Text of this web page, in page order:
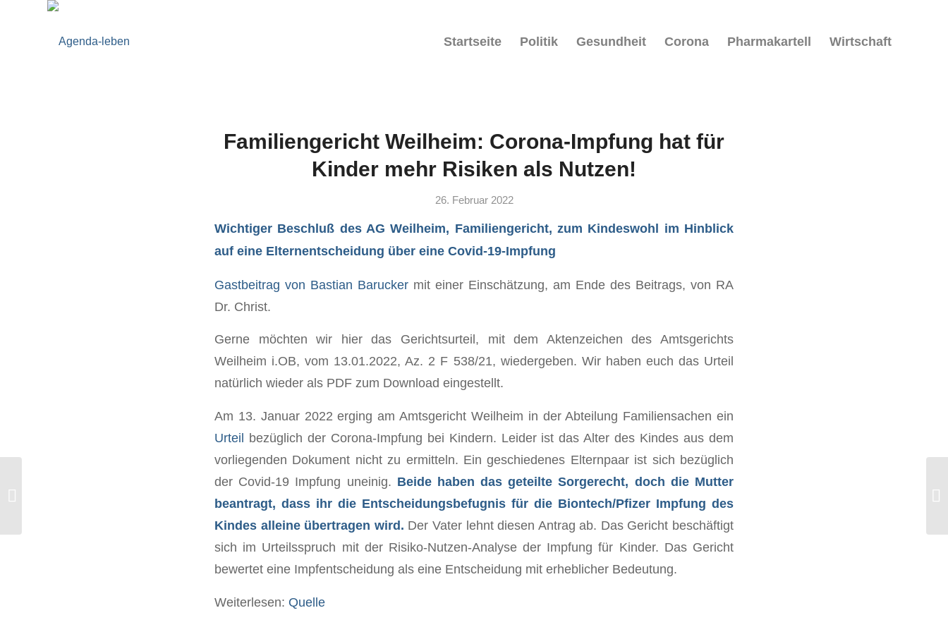
Startseite Politik Gesundheit Corona Pharmakartell Wirtschaft
Familiengericht Weilheim: Corona-Impfung hat für
Kinder mehr Risiken als Nutzen!
26. Februar 2022
Wichtiger Beschluß des AG Weilheim, Familiengericht, zum Kindeswohl im Hinblick
auf eine Elternentscheidung über eine Covid-19-Impfung
Gastbeitrag von Bastian Barucker mit einer Einschätzung, am Ende des Beitrags, von RA
Dr. Christ.
Gerne möchten wir hier das Gerichtsurteil, mit dem Aktenzeichen des Amtsgerichts
Weilheim i.OB, vom 13.01.2022, Az. 2 F 538/21, wiedergeben. Wir haben euch das Urteil
natürlich wieder als PDF zum Download eingestellt.
Am 13. Januar 2022 erging am Amtsgericht Weilheim in der Abteilung Familiensachen ein
Urteil bezüglich der Corona-Impfung bei Kindern. Leider ist das Alter des Kindes aus dem
vorliegenden Dokument nicht zu ermitteln. Ein geschiedenes Elternpaar ist sich bezüglich
der Covid-19 Impfung uneinig. Beide haben das geteilte Sorgerecht, doch die Mutter
beantragt, dass ihr die Entscheidungsbefugnis für die Biontech/Pfizer Impfung des
Kindes alleine übertragen wird. Der Vater lehnt diesen Antrag ab. Das Gericht beschäftigt
sich im Urteilsspruch mit der Risiko-Nutzen-Analyse der Impfung für Kinder. Das Gericht
bewertet eine Impfentscheidung als eine Entscheidung mit erheblicher Bedeutung.
Weiterlesen: Quelle